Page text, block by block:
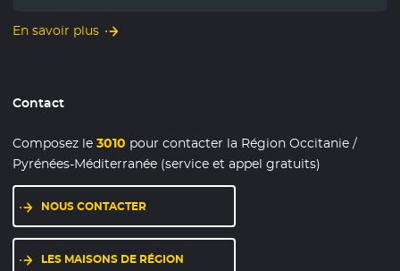
En savoir plus
Contact
Composez le3010 pour contacter la Région Occitanie /
Pyrénées-Méditerranée (service et appel gratuits)
NOUS CONTACTER
LES MAISONS DE RÉGION